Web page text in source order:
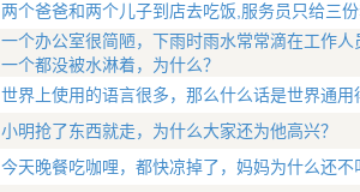
两个爸爸和两个儿子到店去吃饭,服务员只给三
一个办公室很简陋，下雨时雨水常常滴在工作
一个都没被水淋着，为什么？
世界上使用的语言很多，那么什么话是世界通用
小明抢了东西就走，为什么大家还为他高兴？
今天晚餐吃咖哩，都快凉掉了，妈妈为什么还不